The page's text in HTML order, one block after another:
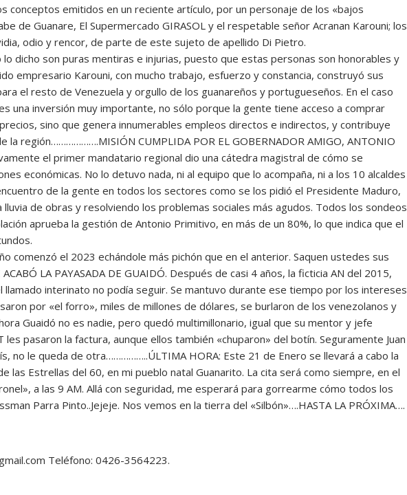
conceptos emitidos en un reciente artículo, por un personaje de los «bajos
de Guanare, El Supermercado GIRASOL y el respetable señor Acranan Karouni; los
odio y rencor, de parte de este sujeto de apellido Di Pietro.
dicho son puras mentiras e injurias, puesto que estas personas son honorables y
empresario Karouni, con mucho trabajo, esfuerzo y constancia, construyó sus
el resto de Venezuela y orgullo de los guanareños y portugueseños. En el caso
una inversión muy importante, no sólo porque la gente tiene acceso a comprar
sino que genera innumerables empleos directos e indirectos, y contribuye
la región……………….MISIÓN CUMPLIDA POR EL GOBERNADOR AMIGO, ANTONIO
el primer mandatario regional dio una cátedra magistral de cómo se
económicas. No lo detuvo nada, ni al equipo que lo acompaña, ni a los 10 alcaldes
de la gente en todos los sectores como se los pidió el Presidente Maduro,
de obras y resolviendo los problemas sociales más agudos. Todos los sondeos
aprueba la gestión de Antonio Primitivo, en más de un 80%, lo que indica que el
comenzó el 2023 echándole más pichón que en el anterior. Saquen ustedes sus
LA PAYASADA DE GUAIDÓ. Después de casi 4 años, la ficticia AN del 2015,
llamado interinato no podía seguir. Se mantuvo durante ese tiempo por los intereses
por «el forro», miles de millones de dólares, se burlaron de los venezolanos y
Guaidó no es nadie, pero quedó multimillonario, igual que su mentor y jefe
les pasaron la factura, aunque ellos también «chuparon» del botín. Seguramente Juan
no le queda de otra……………..ÚLTIMA HORA: Este 21 de Enero se llevará a cabo la
las Estrellas del 60, en mi pueblo natal Guanarito. La cita será como siempre, en el
a las 9 AM. Allá con seguridad, me esperará para gorrearme cómo todos los
Parra Pinto..Jejeje. Nos vemos en la tierra del «Silbón»….HASTA LA PRÓXIMA….
Teléfono: 0426-3564223.